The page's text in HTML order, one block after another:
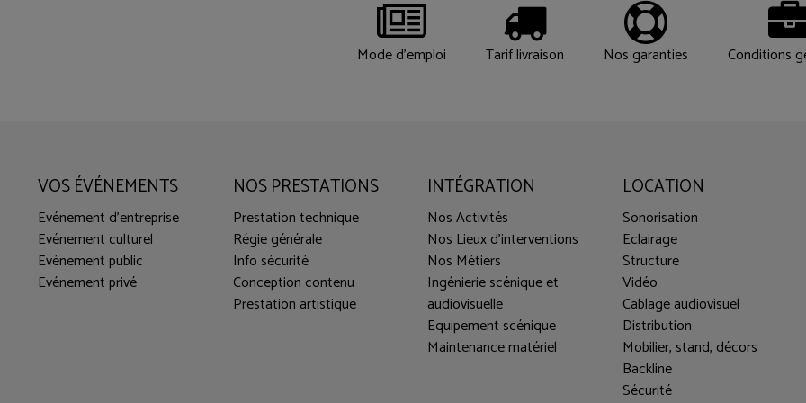
Mode d'emploi Tarif livraison Nos garanties Conditions
VOS ÉVÉNEMENTS
Evénement d'entreprise
Evénement culturel
Evénement public
Evénement privé
NOS PRESTATIONS
Prestation technique
Régie générale
Info sécurité
Conception contenu
Prestation artistique
INTÉGRATION
Nos Activités
Nos Lieux d'interventions
Nos Métiers
Ingénierie scénique et
audiovisuelle
Equipement scénique
Maintenance matériel
LOCATION
Sonorisation
Eclairage
Structure
Vidéo
Cablage audiovisuel
Distribution
Mobilier, stand, décors
Backline
Sécurité